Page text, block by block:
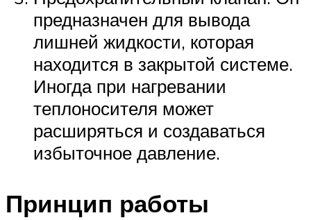
предназначен для вывода
лишней жидкости, которая
находится в закрытой системе.
Иногда при нагревании
теплоносителя может
расширяться и создаваться
избыточное давление.
Принцип работы